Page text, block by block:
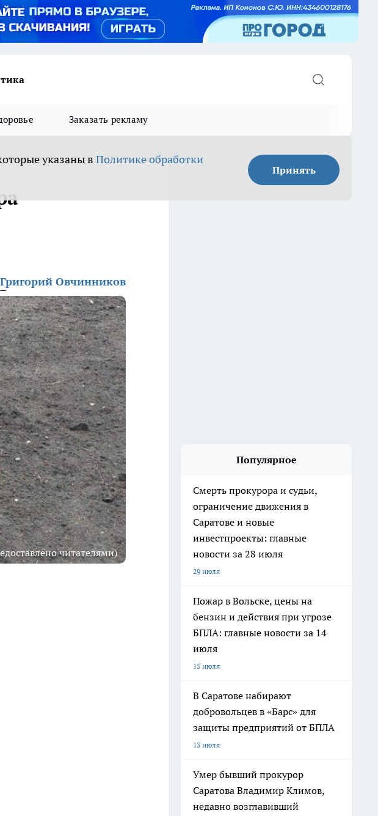
Заказать рекламу
указаны в Политике обработки
Принять
Григорий Овчинников
читателями)
Популярное
Смерть прокурора и судьи,
ограничение движения в
Саратове и новые
инвестпроекты: главные
новости за 28 июля
29 июля
Пожар в Вольске, цены на
бензин и действия при угрозе
БПЛА: главные новости за 14
июля
15 июля
В Саратове набирают
добровольцев в «Барс» для
защиты предприятий от БПЛА
13 июля
Умер бывший прокурор
Саратова Владимир Климов,
недавно возглавивший